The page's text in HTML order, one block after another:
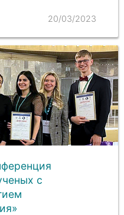
20/03/2023
с